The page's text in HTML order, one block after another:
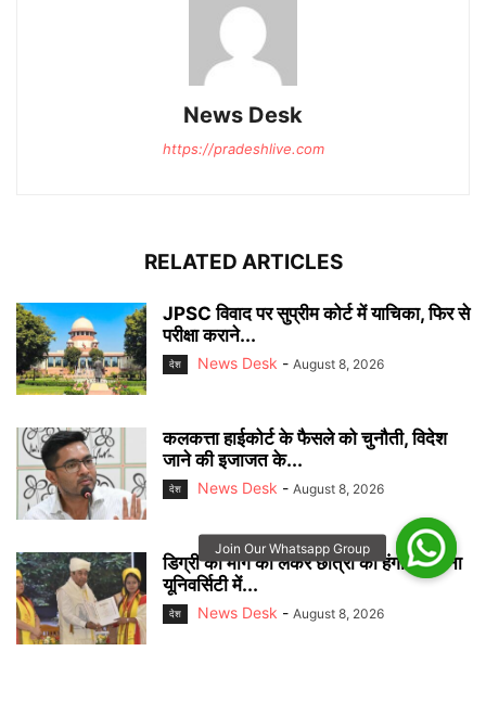
News Desk
https://pradeshlive.com
RELATED ARTICLES
JPSC विवाद पर सुप्रीम कोर्ट में याचिका, फिर से
परीक्षा कराने...
देश News Desk - August 8, 2026
कलकत्ता हाईकोर्ट के फैसले को चुनौती, विदेश
जाने की इजाजत के...
देश News Desk - August 8, 2026
डिग्री की मांग को लेकर छात्रों का हंगामा, पटना
यूनिवर्सिटी में...
देश News Desk - August 8, 2026